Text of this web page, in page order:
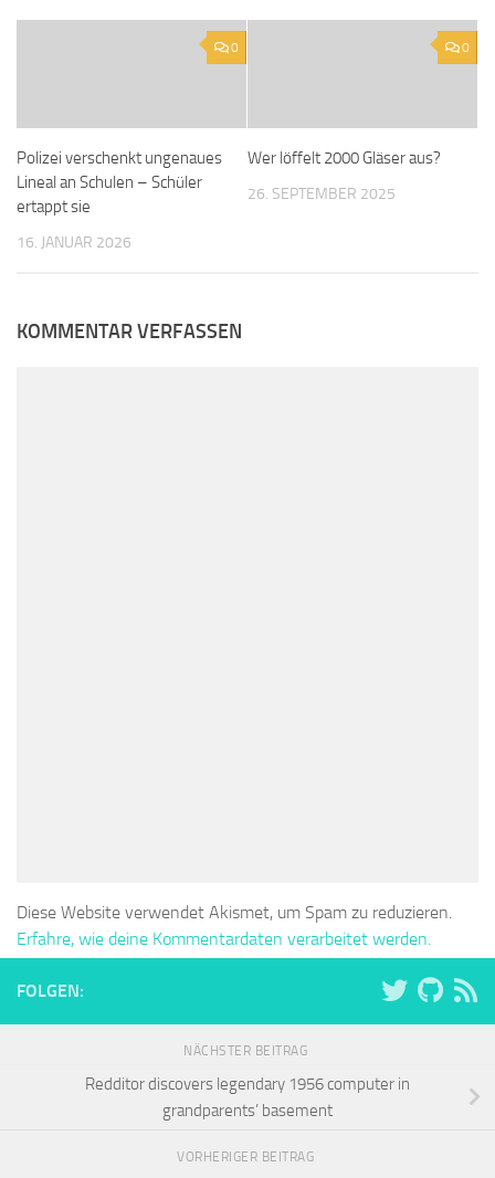
0
Polizei verschenkt ungenaues
Lineal an Schulen – Schüler
ertappt sie
16. JANUAR 2026
0
Wer löffelt 2000 Gläser aus?
26. SEPTEMBER 2025
KOMMENTAR VERFASSEN
Diese Website verwendet Akismet, um Spam zu reduzieren.
Erfahre, wie deine Kommentardaten verarbeitet werden.
FOLGEN:
NÄCHSTER BEITRAG
Redditor discovers legendary 1956 computer in
grandparents’ basement
VORHERIGER BEITRAG